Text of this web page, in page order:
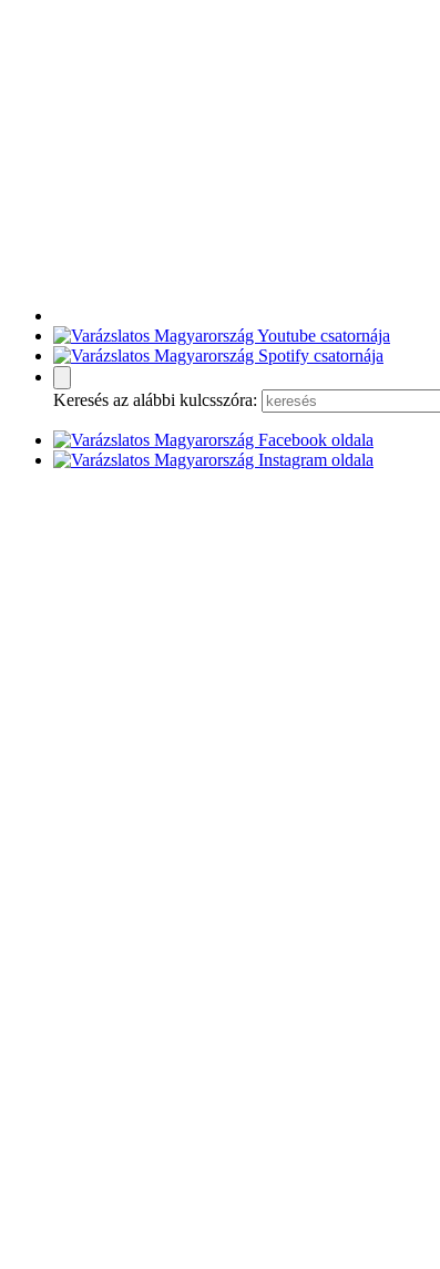
Keresés az alábbi kulcsszóra: